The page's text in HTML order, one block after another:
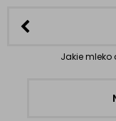
Jakie